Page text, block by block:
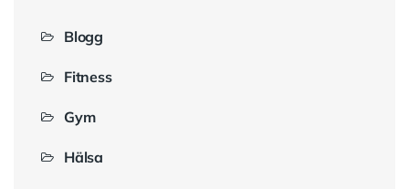
Blogg
Fitness
Gym
Hälsa